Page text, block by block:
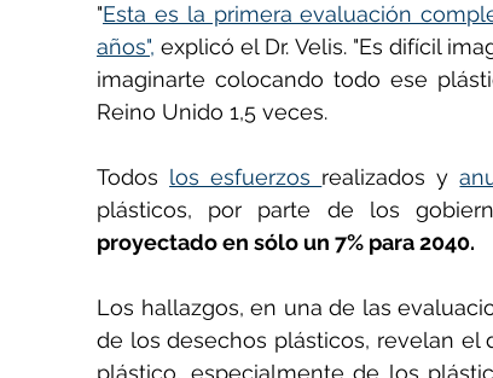
"Esta es la primera evaluación
años", explicó el Dr. Velis. "Es difícil
imaginarte colocando todo ese
Reino Unido 1,5 veces.
Todos los esfuerzos realizados y
plásticos, por parte de los
proyectado en sólo un 7% para 2040.
Los hallazgos, en una de las
de los desechos plásticos, revelan
plástico, especialmente de los